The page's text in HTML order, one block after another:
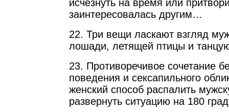
исчезнуть на время или
заинтересовалась другим…
22. Три вещи ласкают взгляд
лошади, летящей птицы и
23. Противоречивое сочетание
поведения и сексапильного
женский способ распалить
развернуть ситуацию на 180